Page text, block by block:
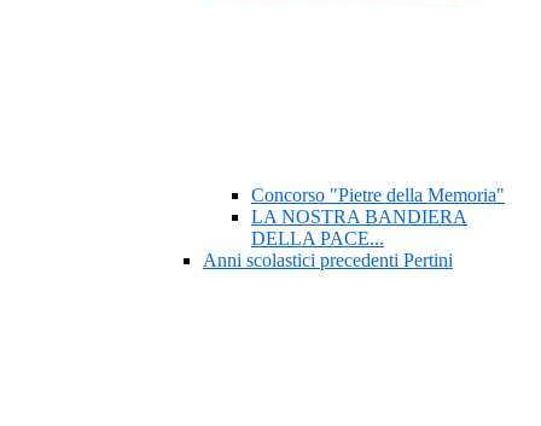
Concorso "Pietre della Memoria"
LA NOSTRA BANDIERA
DELLA PACE...
Anni scolastici precedenti Pertini